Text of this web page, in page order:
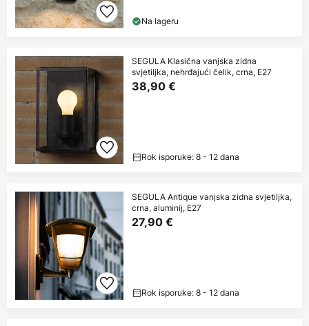
Na lageru
SEGULA Klasična vanjska zidna
svjetiljka, nehrđajući čelik, crna, E27
38,90 €
Rok isporuke: 8 - 12 dana
SEGULA Antique vanjska zidna svjetiljka,
crna, aluminij, E27
27,90 €
Rok isporuke: 8 - 12 dana